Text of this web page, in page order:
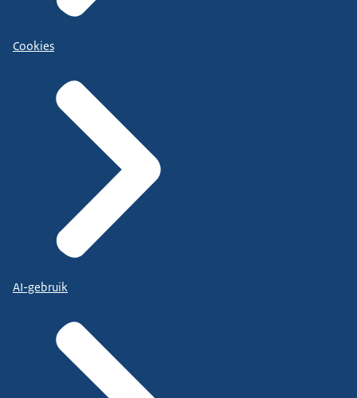
Cookies
AI-gebruik